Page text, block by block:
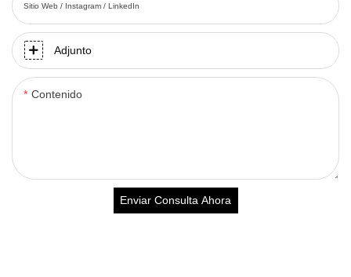
Sitio Web / Instagram / LinkedIn
Adjunto
Contenido
Enviar Consulta Ahora